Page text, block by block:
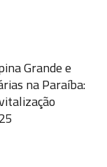
Grande e
na Paraíba: